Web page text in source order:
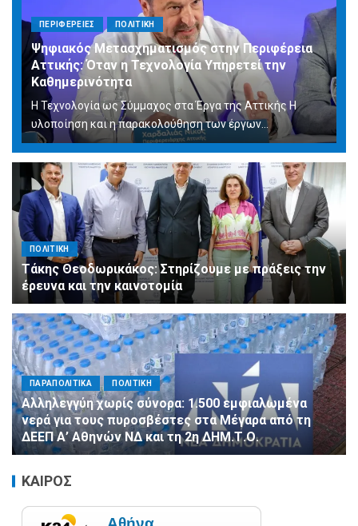
ΠΕΡΙΦΕΡΕΙΕΣ ΠΟΛΙΤΙΚΗ
Ψηφιακός Μετασχηματισμός στην Περιφέρεια
Αττικής: Όταν η Τεχνολογία Υπηρετεί την
Καθημερινότητα
Η Τεχνολογία ως Σύμμαχος στα Έργα της Αττικής Η
υλοποίηση και η παρακολούθηση των έργων...
ΠΟΛΙΤΙΚΗ
Τάκης Θεοδωρικάκος: Στηρίζουμε με πράξεις την
έρευνα και την καινοτομία
ΠΑΡΑΠΟΛΙΤΙΚΑ ΠΟΛΙΤΙΚΗ
Αλληλεγγύη χωρίς σύνορα: 1.500 εμφιαλωμένα
νερά για τους πυροσβέστες στα Μέγαρα από τη
ΔΕΕΠ Α’ Αθηνών ΝΔ και τη 2η ΔΗΜ.Τ.Ο.
ΚΑΙΡΟΣ